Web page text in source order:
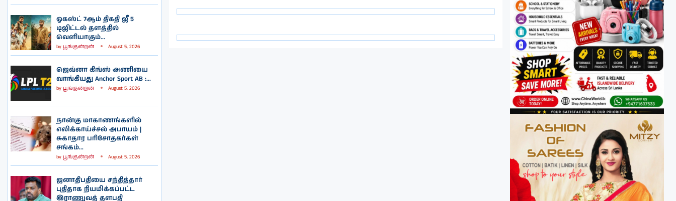
ஓகஸ்ட் 7ஆம் திகதி ஜீ 5
டிஜிட்டல் தளத்தில்
வெளியாகும்...
by பூங்குன்றன் August 5, 2026
ஜெவ்னா கிங்ஸ் அணியை
வாங்கியது Anchor Sport AB :...
by பூங்குன்றன் August 5, 2026
நான்கு மாகாணங்களில்
எலிக்காய்ச்சல் அபாயம் |
சுகாதார பரிசோதகர்கள்
சங்கம்...
by பூங்குன்றன் August 5, 2026
ஜனாதிபதியை சந்தித்தார்
புதிதாக நியமிக்கப்பட்ட
இராணுவத் தளபதி